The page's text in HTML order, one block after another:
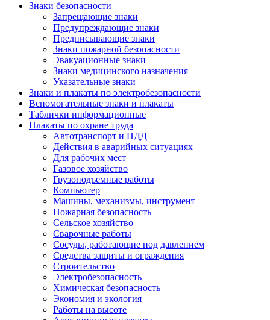
Знаки безопасности
Запрещающие знаки
Предупреждающие знаки
Предписывающие знаки
Знаки пожарной безопасности
Эвакуационные знаки
Знаки медицинского назначения
Указательные знаки
Знаки и плакаты по электробезопасности
Вспомогательные знаки и плакаты
Таблички информационные
Плакаты по охране труда
Автотранспорт и ПДД
Действия в аварийных ситуациях
Для рабочих мест
Газовое хозяйство
Грузоподъемные работы
Компьютер
Машины, механизмы, инструмент
Пожарная безопасность
Сельское хозяйство
Сварочные работы
Сосуды, работающие под давлением
Средства защиты и ограждения
Строительство
Электробезопасность
Химическая безопасность
Экономия и экология
Работы на высоте